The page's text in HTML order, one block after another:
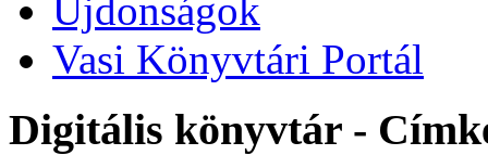
Újdonságok
Vasi Könyvtári Portál
Digitális könyvtár -